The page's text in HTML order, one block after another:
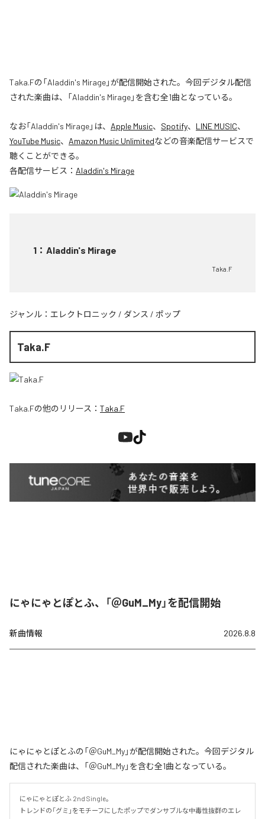
Taka.Fの「Aladdin's Mirage」が配信開始された。今回デジタル配信
された楽曲は、「Aladdin's Mirage」を含む全1曲となっている。
なお「Aladdin's Mirage」は、 Apple Music、 Spotify、 LINE MUSIC、
YouTube Music、 Amazon Music Unlimitedなどの音楽配信サービスで
聴くことができる。
各配信サービス： Aladdin's Mirage
1 ： Aladdin's Mirage
Taka.F
ジャンル： エレクトロニック / ダンス / ポップ
Taka.F
Taka.Fの他のリリース： Taka.F
にゃにゃとぽとふ、「＠GuM_My」を配信開始
新曲情報 2026.8.8
にゃにゃとぽとふの「＠GuM_My」が配信開始された。今回デジタル
配信された楽曲は、「＠GuM_My」を含む全1曲となっている。
にゃにゃとぽとふ 2nd Single。
トレンドの「グミ」をモチーフにしたポップでダンサブルな中毒性抜群のエレ